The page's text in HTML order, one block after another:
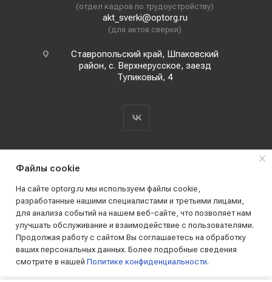
(отдел кадров по трудоустройству)
akt_sverki@optorg.ru
(для актов сверки)
Ставропольский край, Шпаковский
район, с. Верхнерусское, заезд
Тупиковый, 4
2019 - 2026 © АО КПК "Ставропольстройопторг"
Все права защищены
Файлы cookie
На сайте optorg.ru мы используем файлы cookie,
разработанные нашими специалистами и третьими лицами,
для анализа событий на нашем веб-сайте, что позволяет нам
улучшать обслуживание и взаимодействие с пользователями.
Продолжая работу с сайтом Вы соглашаетесь на обработку
ваших персональных данных. Более подробные сведения
смотрите в нашей Политике конфиденциальности.